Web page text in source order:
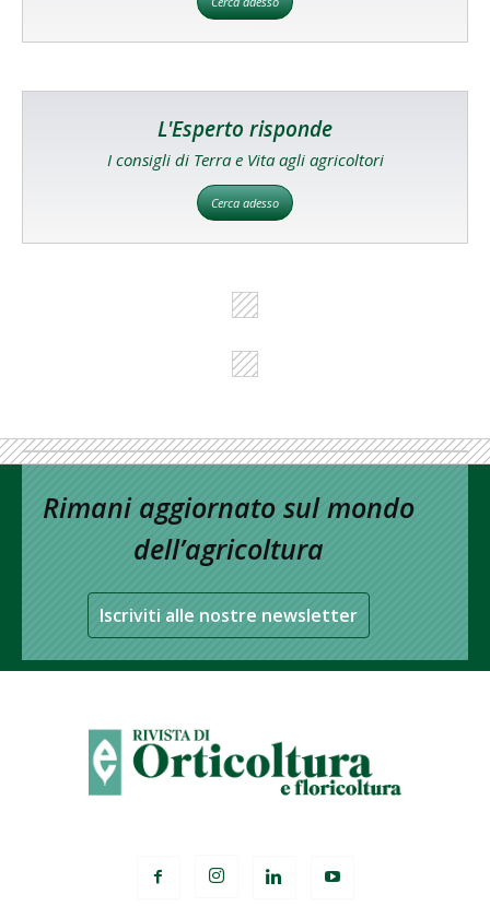
L'Esperto risponde
I consigli di Terra e Vita agli agricoltori
Cerca adesso
Rimani aggiornato sul mondo
dell’agricoltura
Iscriviti alle nostre newsletter